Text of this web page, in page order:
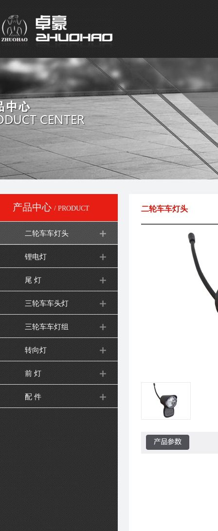
产品中心 / PRODUCT
二轮车车灯头
锂电灯
尾 灯
三轮车车头灯
三轮车车灯组
转向灯
前 灯
配 件
二轮车车灯头